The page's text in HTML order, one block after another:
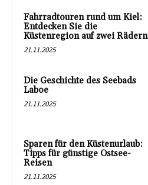
Fahrradtouren rund um Kiel:
Entdecken Sie die
Küstenregion auf zwei Rädern
21.11.2025
Die Geschichte des Seebads
Laboe
21.11.2025
Sparen für den Küstenurlaub:
Tipps für günstige Ostsee-
Reisen
21.11.2025